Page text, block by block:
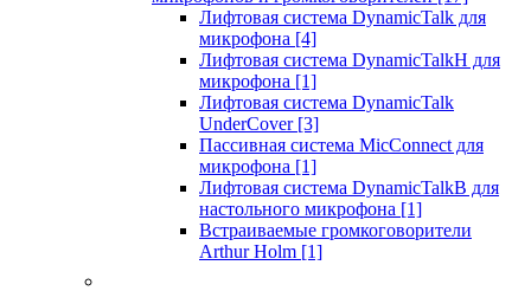
Лифтовая система DynamicTalk для
микрофона [4]
Лифтовая система DynamicTalkH для
микрофона [1]
Лифтовая система DynamicTalk
UnderCover [3]
Пассивная система MicConnect для
микрофона [1]
Лифтовая система DynamicTalkB для
настольного микрофона [1]
Встраиваемые громкоговорители
Arthur Holm [1]